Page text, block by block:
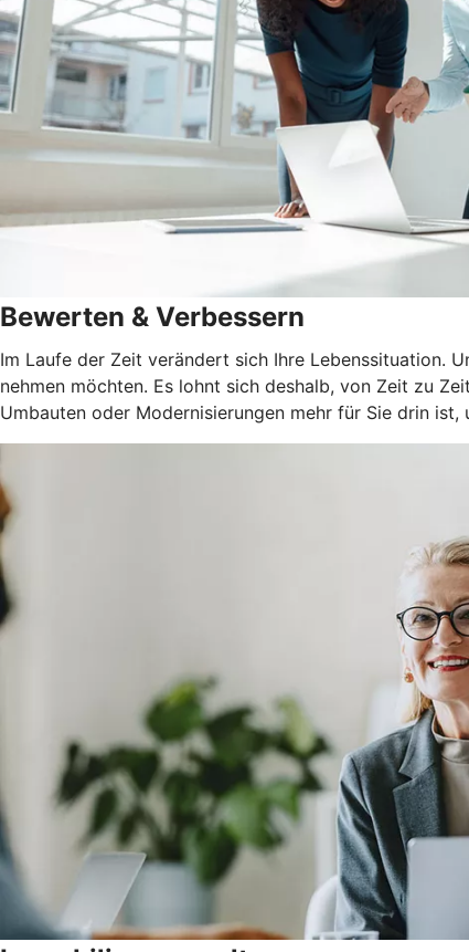
Bewerten & Verbessern
Im Laufe der Zeit verändert sich Ihre Lebenssituation.
nehmen möchten. Es lohnt sich deshalb, von Zeit zu
Umbauten oder Modernisierungen mehr für Sie drin